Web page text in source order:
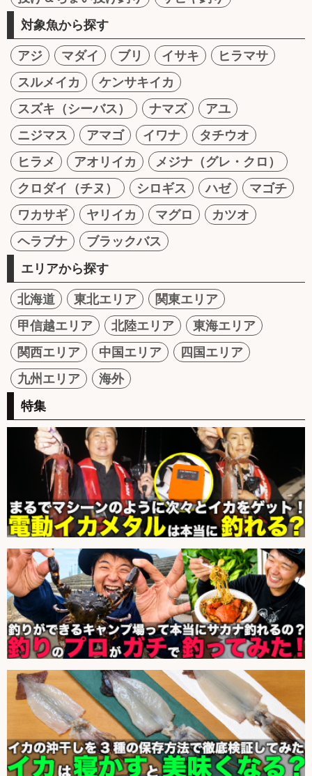
対象魚から探す
アジ マダイ ブリ イサキ
ヒラマサ
スルメイカ
ケンサキイカ
スズキ（シーバス）
ナマズ
アユ
ニジマス
アマゴ イワナ
タチウオ
ヒラメ
アオリイカ
メジナ（グレ・クロ）
クロダイ（チヌ）
シロギス ハゼ
マゴチ
ワカサギ
ヤリイカ マグロ
カツオ
ヘラブナ
ブラックバス
エリアから探す
北海道 東北エリア
関東エリア
甲信越エリア
北陸エリア
東海エリア
関西エリア
中国エリア
四国エリア
九州エリア
海外
特集